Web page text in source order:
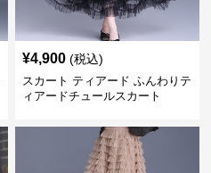
¥4,900 (税込)
スカート ティアード ふんわりテ
ィアードチュールスカート